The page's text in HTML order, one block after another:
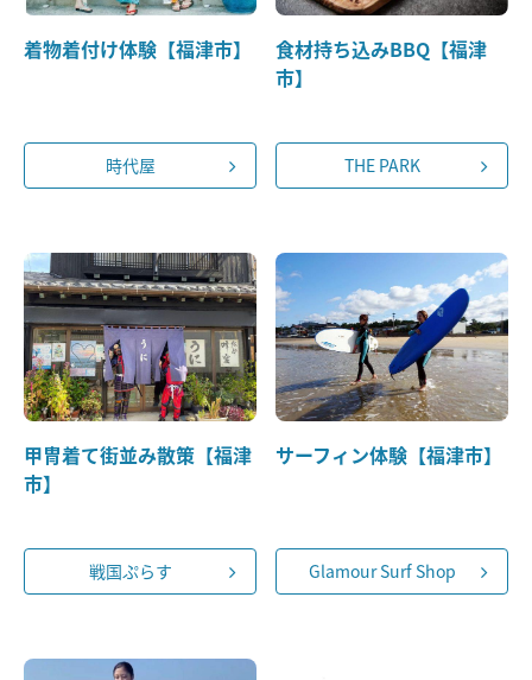
着物着付け体験【福津市】
時代屋
食材持ち込みBBQ【福津
市】
THE PARK
甲冑着て街並み散策【福津
市】
戦国ぷらす
サーフィン体験【福津市】
Glamour Surf Shop